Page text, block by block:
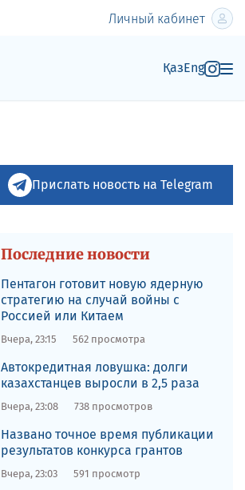
Личный кабинет
ҚазEng
Прислать новость на Telegram
Последние новости
Пентагон готовит новую ядерную
стратегию на случай войны с
Россией или Китаем
Вчера, 23:15 562 просмотра
Автокредитная ловушка: долги
казахстанцев выросли в 2,5 раза
Вчера, 23:08 738 просмотров
Названо точное время публикации
результатов конкурса грантов
Вчера, 23:03 591 просмотр